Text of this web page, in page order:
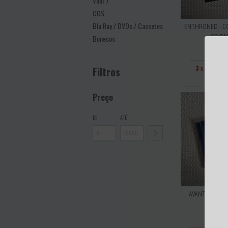
CDS
Blu Ray / DVDs / Cassetes
Bonecos
Filtros
Preço
DE ATÉ
ENTHRONED -
CD
3 x de
AVANTASIA -
TIME